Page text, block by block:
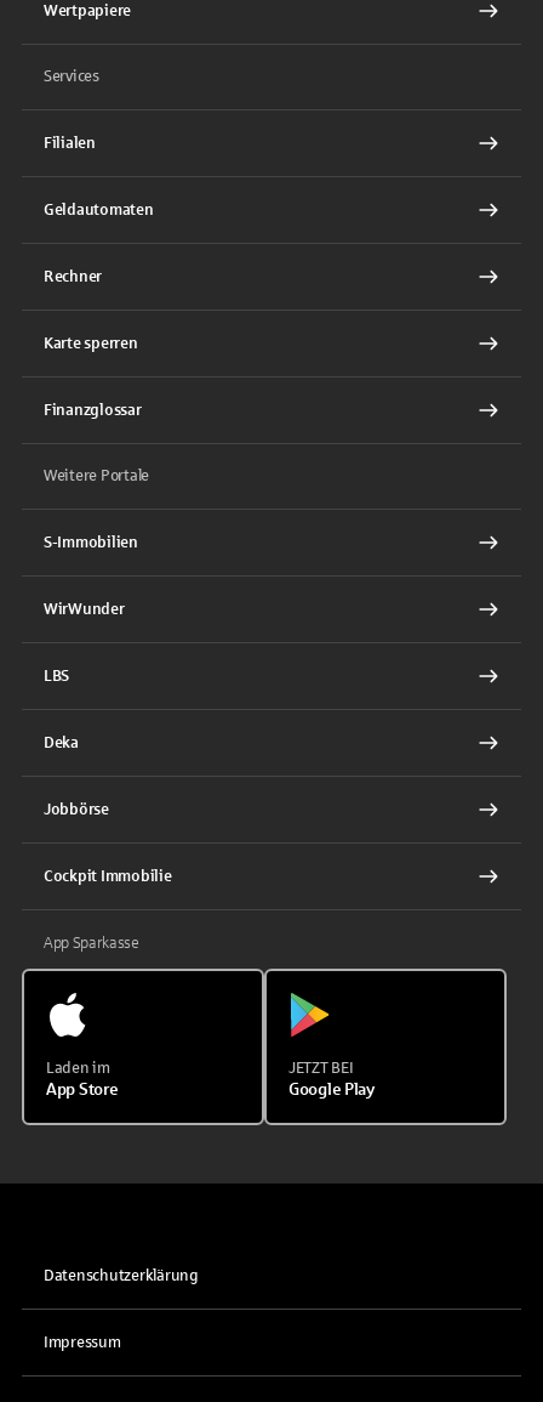
Wertpapiere
Services
Filialen
Geldautomaten
Rechner
Karte sperren
Finanzglossar
Weitere Portale
S-Immobilien
WirWunder
LBS
Deka
Jobbörse
Cockpit Immobilie
App Sparkasse
Laden im
App Store
JETZT BEI
Google Play
Datenschutzerklärung
Impressum